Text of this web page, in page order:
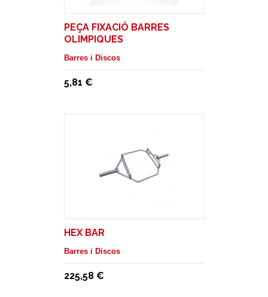
PEÇA FIXACIÓ BARRES
OLIMPIQUES
Barres i Discos
5,81 €
HEX BAR
Barres i Discos
225,58 €